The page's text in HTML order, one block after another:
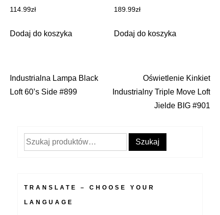
114.99zł
Dodaj do koszyka
189.99zł
Dodaj do koszyka
Nawigacja
Industrialna Lampa Black
Loft 60’s Side #899
Oświetlenie Kinkiet
Industrialny Triple Move Loft
Jielde BIG #901
Szukaj: Szukaj
TRANSLATE – CHOOSE YOUR
LANGUAGE